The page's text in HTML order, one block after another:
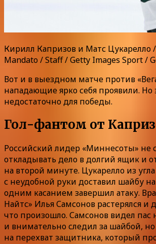
Кирилл Капризов и Матс Цукарелло
Mandato / Staff / Getty Images Sport /
Вот и в выездном матче против
нападающие ярко себя проявили. Но
недостаточно для победы.
Гол-фантом от
Российский лидер «Миннесоты» не
откладывать дело в долгий ящик и
на второй минуте. Цукарелло из
с неудобной руки доставил шайбу
одним касанием завершил атаку.
Найтс» Илья Самсонов растерялся и
что произошло. Самсонов видел пас
и внимательно следил за шайбой, но
на перехват защитника, который